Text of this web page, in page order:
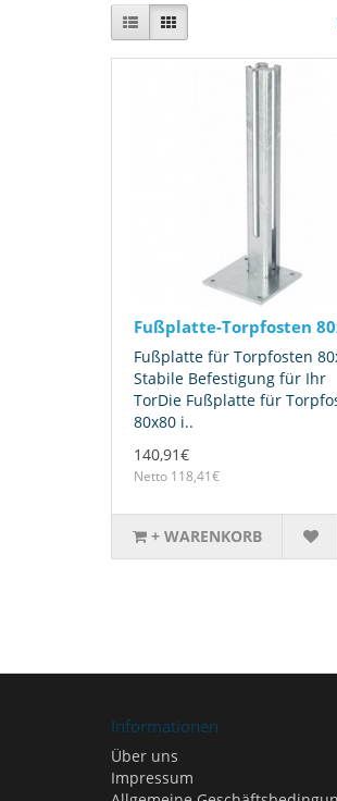
Fußplatte-Torpfosten
Fußplatte für Torpfosten
Stabile Befestigung für Ihr
TorDie Fußplatte für
80x80 i..
140,91€
Netto 118,41€
+ WARENKORB
Informationen
Über uns
Impressum